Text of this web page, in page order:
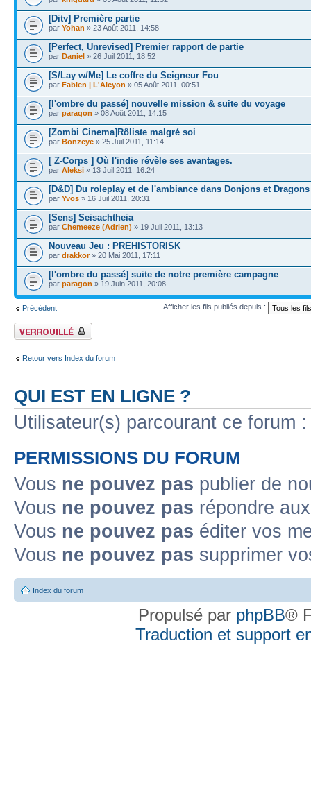
[Ditv] Première partie
par Yohan » 23 Août 2011, 14:58
[Perfect, Unrevised] Premier rapport de partie
par Daniel » 26 Juil 2011, 18:52
[S/Lay w/Me] Le coffre du Seigneur Fou
par Fabien | L'Alcyon » 05 Août 2011, 00:51
[l'ombre du passé] nouvelle mission & suite du voyage
par paragon » 08 Août 2011, 14:15
[Zombi Cinema]Rôliste malgré soi
par Bonzeye » 25 Juil 2011, 11:14
[ Z-Corps ] Où l'indie révèle ses avantages.
par Aleksi » 13 Juil 2011, 16:24
[D&D] Du roleplay et de l'ambiance dans Donjons et Dragons
par Yvos » 16 Juil 2011, 20:31
[Sens] Seisachtheia
par Chemeeze (Adrien) » 19 Juil 2011, 13:13
Nouveau Jeu : PREHISTORISK
par drakkor» 20 Mai 2011, 17:11
[l'ombre du passé] suite de notre première campagne
par paragon » 19 Juin 2011, 20:08
Précédent Afficher les fils publiés depuis :
Forum verrouillé
Retour vers Index du forum
QUI EST EN LIGNE ?
Utilisateur(s) parcourant ce forum
PERMISSIONS DU FORUM
Vous ne pouvez pas publier de
Vous ne pouvez pas répondre
Vous ne pouvez pas éditer vos
Vous ne pouvez pas supprimer
Index du forum
Propulsé par phpBB®
Traduction et support